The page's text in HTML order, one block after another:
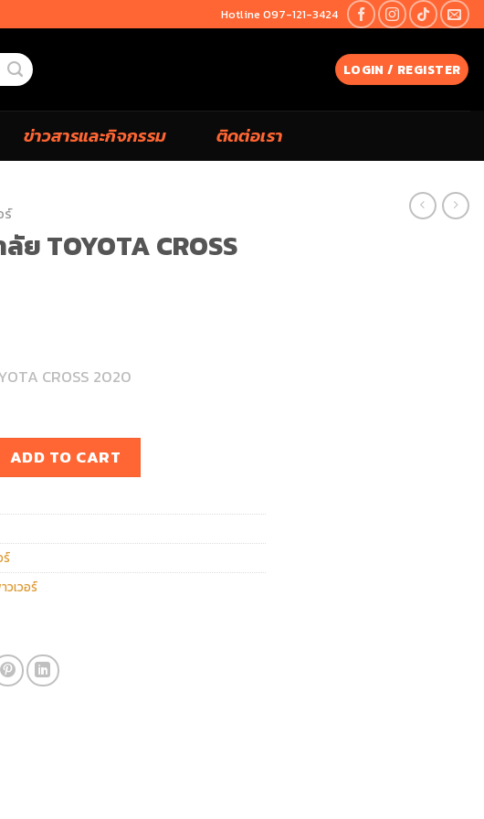
Hotline 097-121-3424
LOGIN / REGISTER
ข่าวสารและกิจกรรม ติดต่อเรา
ร์
ย TOYOTA CROSS
CROSS 2020
CROSS 2020 quantity
ADD TO CART
ร์
วเวอร์